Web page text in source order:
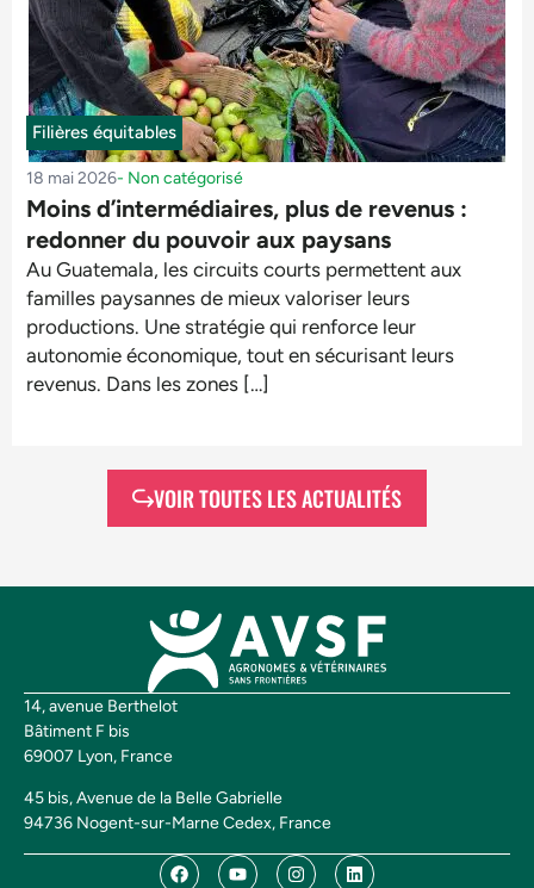
Filières équitables
18 mai 2026- Non catégorisé
Moins d’intermédiaires, plus de revenus :
redonner du pouvoir aux paysans
Au Guatemala, les circuits courts permettent aux
familles paysannes de mieux valoriser leurs
productions. Une stratégie qui renforce leur
autonomie économique, tout en sécurisant leurs
revenus. Dans les zones […]
VOIR TOUTES LES ACTUALITÉS
14, avenue Berthelot
Bâtiment F bis
69007 Lyon, France
45 bis, Avenue de la Belle Gabrielle
94736 Nogent-sur-Marne Cedex, France